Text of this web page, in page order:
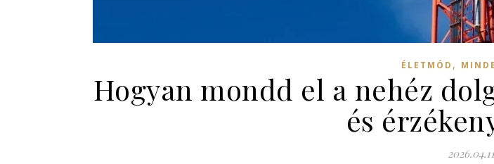
ÉLETMÓD ,
Hogyan mondd el a nehéz
és